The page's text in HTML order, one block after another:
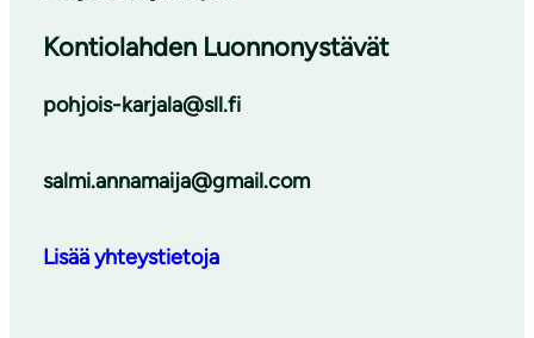
Kontiolahden Luonnonystävät
pohjois-karjala@sll.fi
salmi.annamaija@gmail.com
Lisää yhteystietoja